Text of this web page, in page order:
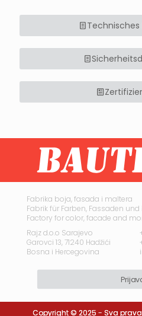
Fabrika boja, fasada i maltera
Fabrik für Farben, Fassaden und
Factory for color, facade and
Rajz d.o.o Sarajevo
Garovci 13, 71240 Hadžići
Bosna i Hercegovina
Copyright © 2025 - Sva